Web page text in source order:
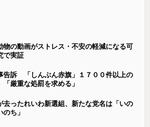
物の動画がストレス・不安の軽減になる可
で実証
告訴 「しんぶん赤旗」１７００件以上の
厳重な処罰を求める」
去ったれいわ新選組、新たな党名は「いの
ち」